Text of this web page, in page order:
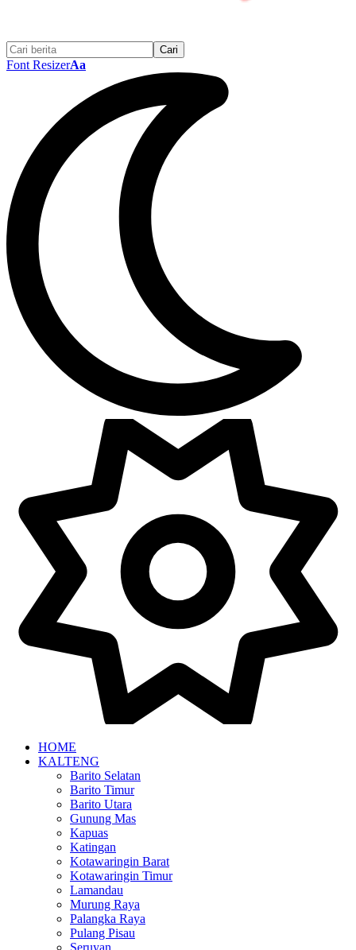
Font ResizerAa
HOME
KALTENG
Barito Selatan
Barito Timur
Barito Utara
Gunung Mas
Kapuas
Katingan
Kotawaringin Barat
Kotawaringin Timur
Lamandau
Murung Raya
Palangka Raya
Pulang Pisau
Seruyan